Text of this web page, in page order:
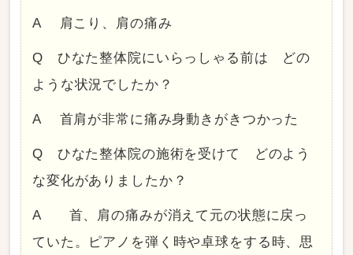
A 肩こり、肩の痛み
Q ひなた整体院にいらっしゃる前は どの
ような状況でしたか？
A 首肩が非常に痛み身動きがきつかった
Q ひなた整体院の施術を受けて どのよう
な変化がありましたか？
A 首、肩の痛みが消えて元の状態に戻っ
ていた。ピアノを弾く時や卓球をする時、思